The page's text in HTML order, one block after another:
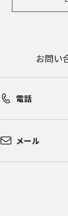
お問い
電話
メール